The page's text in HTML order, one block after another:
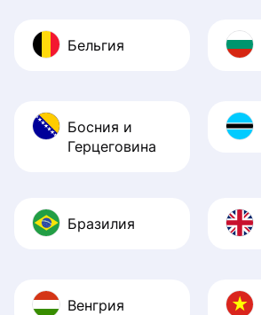
Бельгия
Босния и
Герцеговина
Бразилия
Венгрия